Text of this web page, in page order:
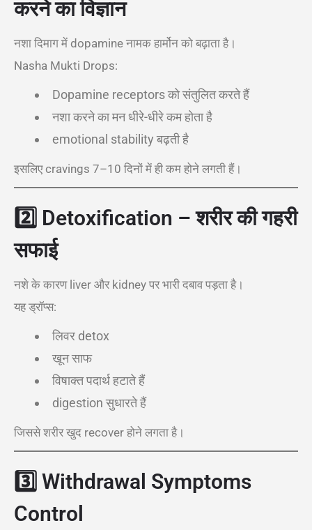
करने का विज्ञान
नशा दिमाग में dopamine नामक हार्मोन को बढ़ाता है।
Nasha Mukti Drops:
Dopamine receptors को संतुलित करते हैं
नशा करने का मन धीरे-धीरे कम होता है
emotional stability बढ़ती है
इसलिए cravings 7–10 दिनों में ही कम होने लगती हैं।
2️⃣ Detoxification – शरीर की गहरी
सफाई
नशे के कारण liver और kidney पर भारी दबाव पड़ता है।
यह ड्रॉप्स:
लिवर detox
खून साफ
विषाक्त पदार्थ हटाते हैं
digestion सुधारते हैं
जिससे शरीर खुद recover होने लगता है।
3️⃣ Withdrawal Symptoms
Control